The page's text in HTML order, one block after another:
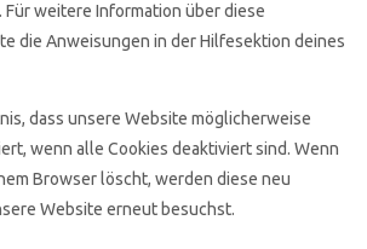
weitere Information über diese
die Anweisungen in der Hilfesektion deines
dass unsere Website möglicherweise
wenn alle Cookies deaktiviert sind. Wenn
Browser löscht, werden diese neu
Website erneut besuchst.